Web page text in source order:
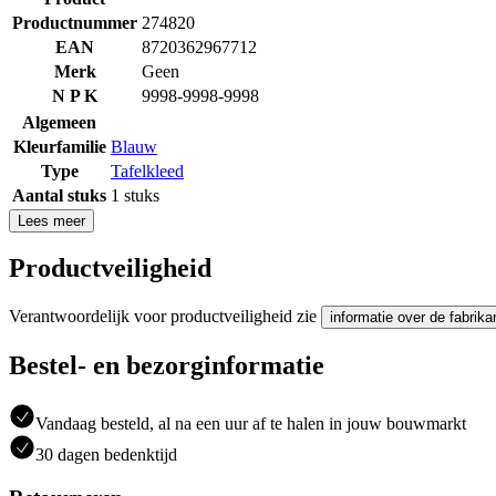
Productnummer 274820
EAN
8720362967712
Merk
Geen
N P K
9998-9998-9998
Algemeen
Kleurfamilie Blauw
Type
Tafelkleed
Aantal stuks 1 stuks
Lees meer
Productveiligheid
Verantwoordelijk voor productveiligheid zie informatie over de
Bestel- en bezorginformatie
Vandaag besteld, al na een uur af te halen in jouw bouwmarkt
30 dagen bedenktijd